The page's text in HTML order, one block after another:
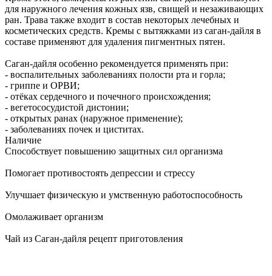
для наружного лечения кожных язв, свищей и незаживающих
ран. Трава также входит в состав некоторых лечебных и
косметических средств. Кремы с вытяжками из саган-дайля в
составе применяют для удаления пигментных пятен.
Саган-дайля особенно рекомендуется применять при:
- воспалительных заболеваниях полости рта и горла;
- гриппе и ОРВИ;
- отёках сердечного и почечного происхождения;
- вегетососудистой дистонии;
- открытых ранах (наружное применение);
- заболеваниях почек и циститах.
Наличие
Способствует повышению защитных сил организма
Помогает противостоять депрессии и стрессу
Улучшает физическую и умственную работоспособность
Омолаживает организм
Чай из Саган-дайля рецепт приготовления